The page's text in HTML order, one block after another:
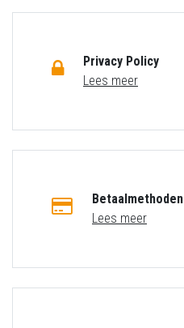
Privacy Policy
Lees meer
Betaalmethoden
Lees meer